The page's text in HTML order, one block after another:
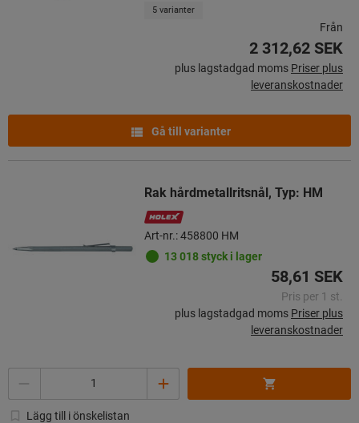
5 varianter
Från
2 312,62 SEK
plus lagstadgad moms Priser plus
leveranskostnader
Gå till varianter
Rak hårdmetallritsnål, Typ: HM
Art-nr.: 458800 HM
13 018 styck i lager
58,61 SEK
Pris per 1 st.
plus lagstadgad moms Priser plus
leveranskostnader
Lägg till i önskelistan